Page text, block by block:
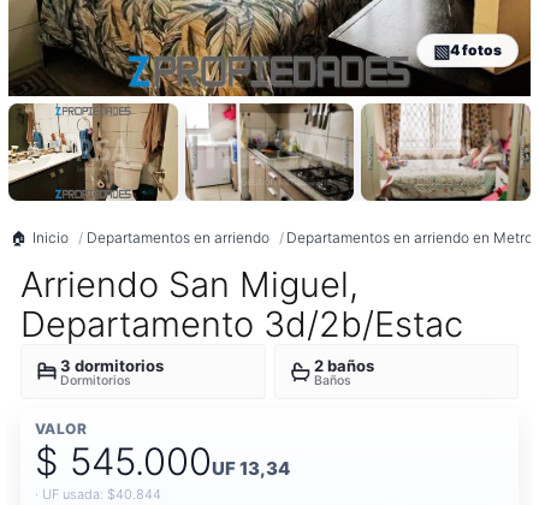
4 fotos
Inicio Departamentos en arriendo Departamentos en arriendo en
Arriendo San Miguel,
Departamento 3d/2b/estac
3 dormitorios
Dormitorios
2 baños
Baños
VALOR
$ 545.000UF 13,34
· UF usada: $40.844